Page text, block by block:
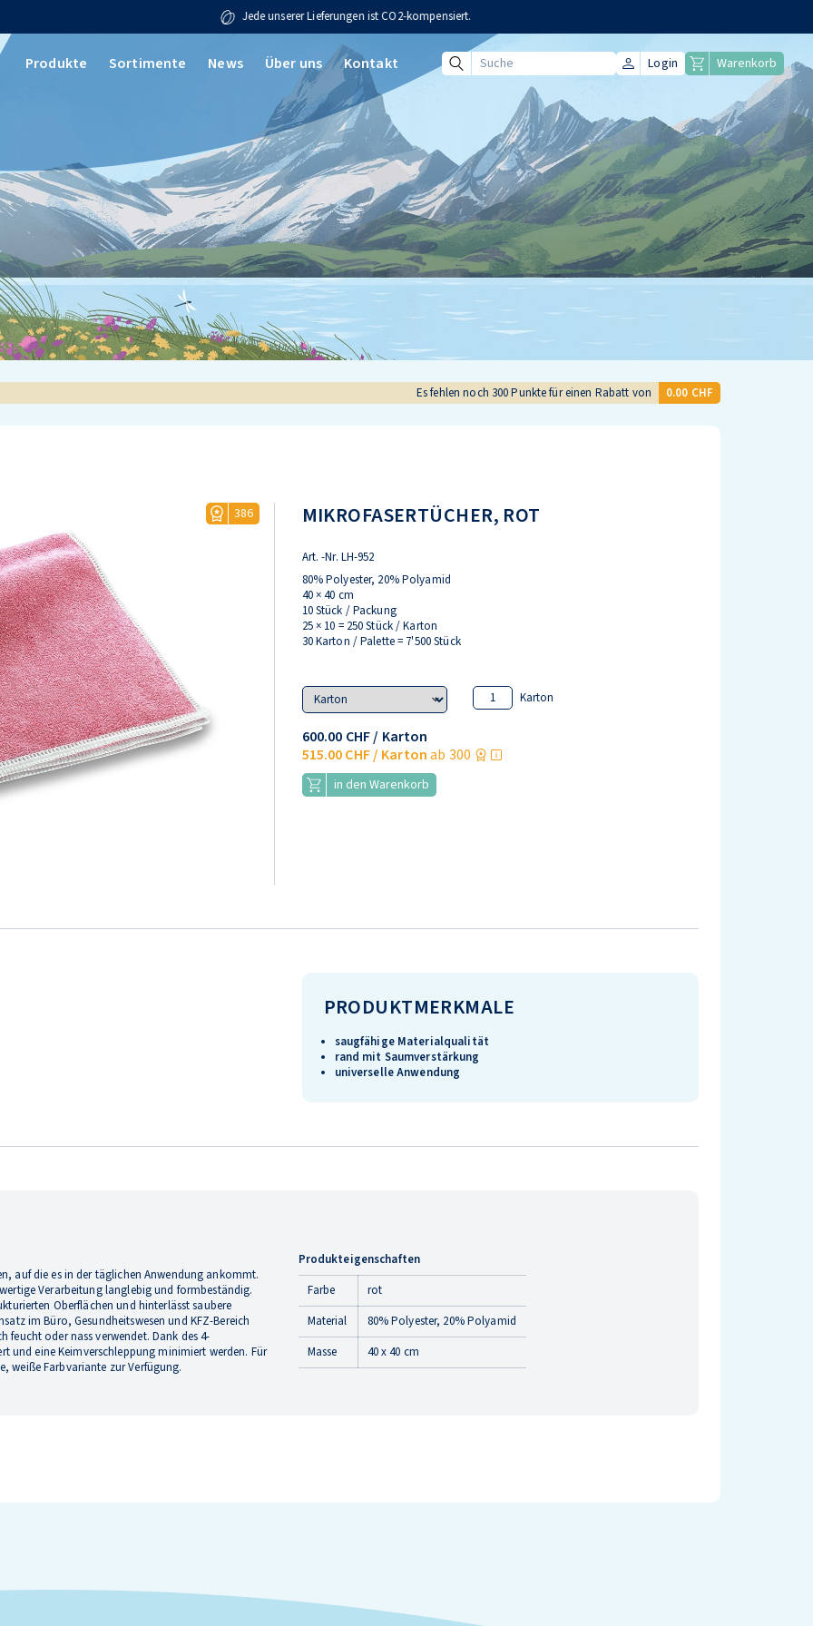
Jede unserer Lieferungen ist CO2-kompensiert.
Suche Login Warenkorb
Produkte Sortimente News Über uns Kontakt
Es fehlen noch 300Punkte für einen Rabatt von 0.00 CHF
MIKROFASERTÜCHER, ROT
Art. -Nr. LH-952
80% Polyester, 20% Polyamid
40 × 40 cm
10 Stück / Packung
25 × 10 = 250 Stück / Karton
30 Karton / Palette = 7'500 Stück
Variant Karton
600.00 CHF/ Karton
515.00 CHF/ Kartonab 300
in den Warenkorb
386
PRODUKTMERKMALE
saugfähige Materialqualität
rand mit Saumverstärkung
universelle Anwendung
auf die es in der täglichen Anwendung ankommt.
Verarbeitung langlebig und formbeständig.
Oberflächen und hinterlässt saubere
im Büro, Gesundheitswesen und KFZ-Bereich
feucht oder nass verwendet. Dank des 4-
und eine Keimverschleppung minimiert werden. Für
weiße Farbvariante zur Verfügung.
Produkteigenschaften
Farbe
rot
Material
80% Polyester, 20% Polyamid
Masse
40 x 40 cm